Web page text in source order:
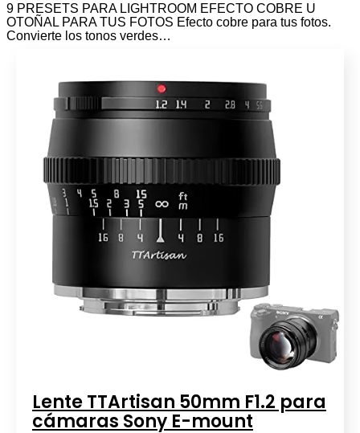
9 PRESETS PARA LIGHTROOM EFECTO COBRE U
OTOÑAL PARA TUS FOTOS Efecto cobre para tus fotos.
Convierte los tonos verdes…
Lente TTArtisan 50mm F1.2 para
cámaras Sony E-mount